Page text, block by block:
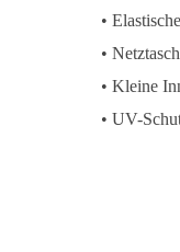
•
•
• Kleine
• UV-